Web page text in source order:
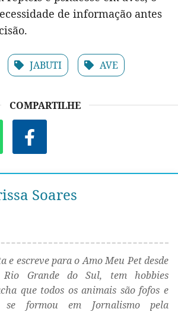
de informação antes
JABUTI AVE
COMPARTILHE
Soares
e escreve para o Amo Meu Pet desde
Grande do Sul, tem hobbies
que todos os animais são fofos e
se formou em Jornalismo pela